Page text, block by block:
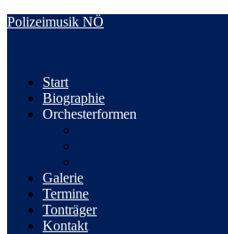
Zum
Polizeimusik NÖ
Start
Biographie
Orchesterformen
Galerie
Termine
Tonträger
Kontakt